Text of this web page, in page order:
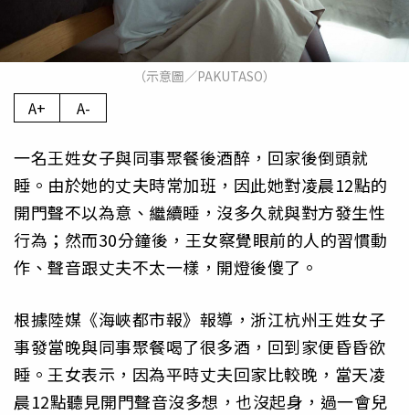
（示意圖／PAKUTASO）
A+ A-
一名王姓女子與同事聚餐後酒醉，回家後倒頭就
睡。由於她的丈夫時常加班，因此她對凌晨12點的
開門聲不以為意、繼續睡，沒多久就與對方發生性
行為；然而30分鐘後，王女察覺眼前的人的習慣動
作、聲音跟丈夫不太一樣，開燈後傻了。
根據陸媒《海峽都市報》報導，浙江杭州王姓女子
事發當晚與同事聚餐喝了很多酒，回到家便昏昏欲
睡。王女表示，因為平時丈夫回家比較晚，當天凌
晨12點聽見開門聲音沒多想，也沒起身，過一會兒